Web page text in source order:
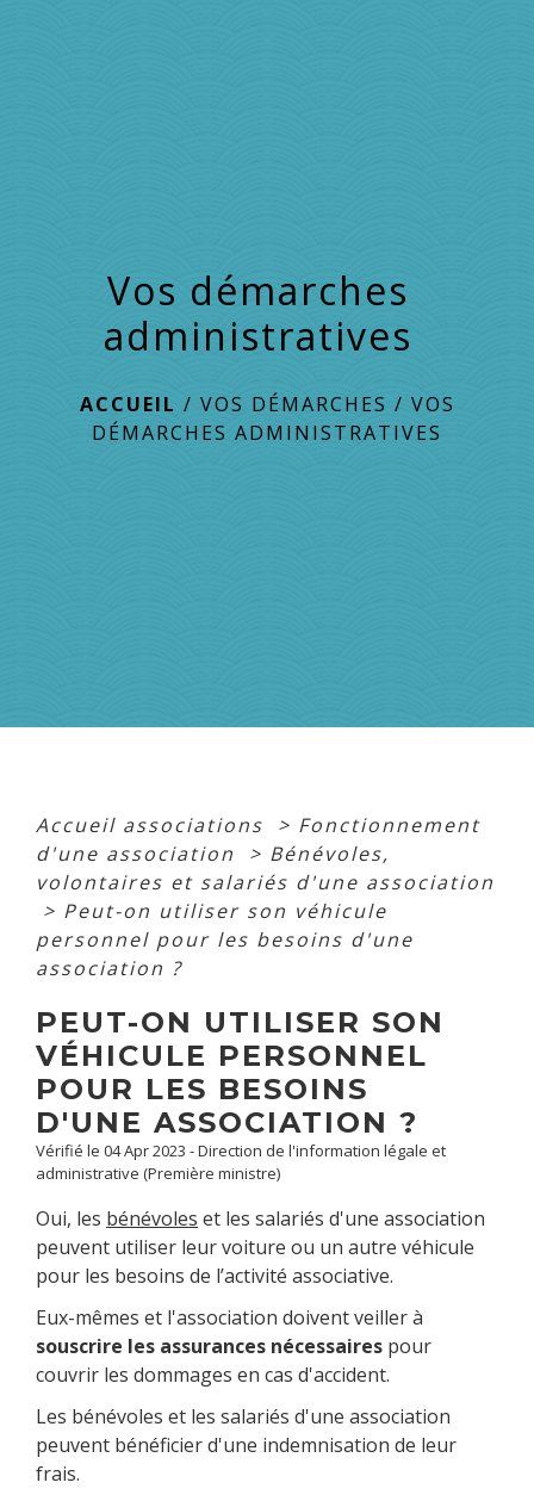
Vos démarches
administratives
ACCUEIL / VOS DÉMARCHES / VOS
DÉMARCHES ADMINISTRATIVES
Accueil associations > Fonctionnement
d'une association
> Bénévoles,
volontaires et salariés d'une association
> Peut-on utiliser son véhicule
personnel pour les besoins d'une
association ?
PEUT-ON UTILISER SON
VÉHICULE PERSONNEL
POUR LES BESOINS
D'UNE ASSOCIATION ?
Vérifié le 04 Apr 2023 - Direction de l'information légale et
administrative (Première ministre)
Oui, les bénévoles et les salariés d'une association
peuvent utiliser leur voiture ou un autre véhicule
pour les besoins de l’activité associative.
Eux-mêmes et l'association doivent veiller à
souscrire les assurances nécessaires pour
couvrir les dommages en cas d'accident.
Les bénévoles et les salariés d'une association
peuvent bénéficier d'une indemnisation de leur
frais.